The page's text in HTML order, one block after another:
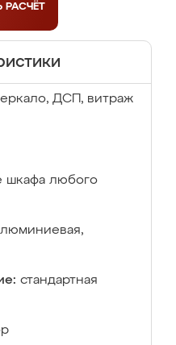
РАСЧЁТ
ДСП, витраж
шкафа любого
стандартная